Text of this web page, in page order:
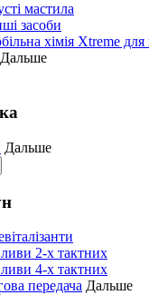
мастила
засоби
хімія Xtreme для
Дальше
Дальше
2-х тактних
4-х тактних
передача Дальше